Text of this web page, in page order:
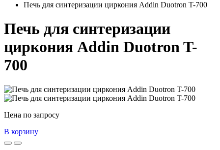
Печь для синтеризации циркония Addin Duotron T-700
Печь для синтеризации
циркония Addin Duotron T-
700
Цена по запросу
В корзину